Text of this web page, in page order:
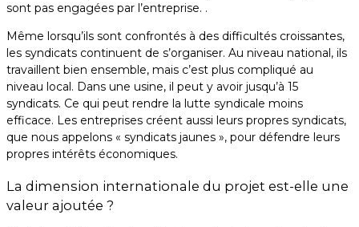
sont pas engagées par l’entreprise. .
Même lorsqu’ils sont confrontés à des difficultés croissantes,
les syndicats continuent de s’organiser. Au niveau national, ils
travaillent bien ensemble, mais c’est plus compliqué au
niveau local. Dans une usine, il peut y avoir jusqu’à 15
syndicats. Ce qui peut rendre la lutte syndicale moins
efficace. Les entreprises créent aussi leurs propres syndicats,
que nous appelons « syndicats jaunes », pour défendre leurs
propres intérêts économiques.
La dimension internationale du projet est-elle une
valeur ajoutée ?